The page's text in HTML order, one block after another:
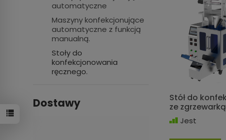
Stół do
ze zgrzewarką
Jest
automatyczne
Maszyny konfekcjonujące
automatyczne z funkcją
manualną.
Stoły do
konfekcjonowania
ręcznego.
Dostawy